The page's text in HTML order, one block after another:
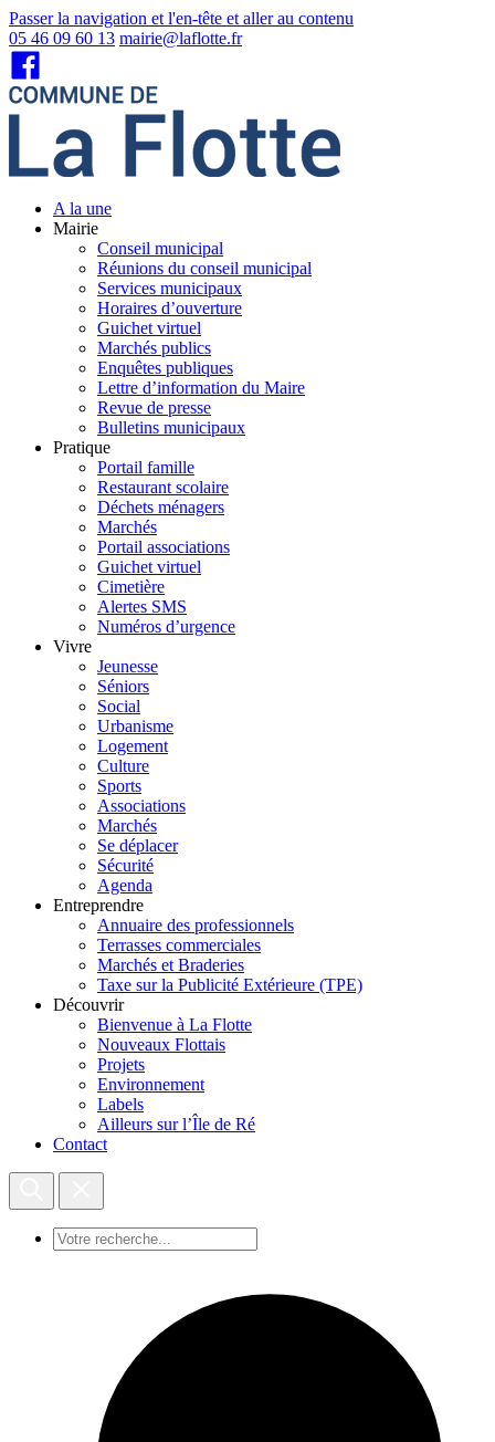
Passer la navigation et l'en-tête et aller au contenu
05 46 09 60 13 mairie@laflotte.fr
A la une
Mairie
Conseil municipal
Réunions du conseil municipal
Services municipaux
Horaires d’ouverture
Guichet virtuel
Marchés publics
Enquêtes publiques
Lettre d’information du Maire
Revue de presse
Bulletins municipaux
Pratique
Portail famille
Restaurant scolaire
Déchets ménagers
Marchés
Portail associations
Guichet virtuel
Cimetière
Alertes SMS
Numéros d’urgence
Vivre
Jeunesse
Séniors
Social
Urbanisme
Logement
Culture
Sports
Associations
Marchés
Se déplacer
Sécurité
Agenda
Entreprendre
Annuaire des professionnels
Terrasses commerciales
Marchés et Braderies
Taxe sur la Publicité Extérieure (TPE)
Découvrir
Bienvenue à La Flotte
Nouveaux Flottais
Projets
Environnement
Labels
Ailleurs sur l’Île de Ré
Contact